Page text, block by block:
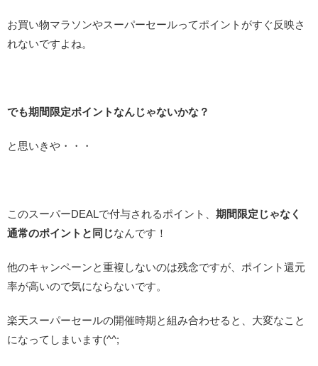
お買い物マラソンやスーパーセールってポイントがすぐ反映さ
れないですよね。
でも期間限定ポイントなんじゃないかな？
と思いきや・・・
このスーパーDEALで付与されるポイント、 期間限定じゃなく
通常のポイントと同じなんです！
他のキャンペーンと重複しないのは残念ですが、ポイント還元
率が高いので気にならないです。
楽天スーパーセールの開催時期と組み合わせると、大変なこと
になってしまいます(^^;